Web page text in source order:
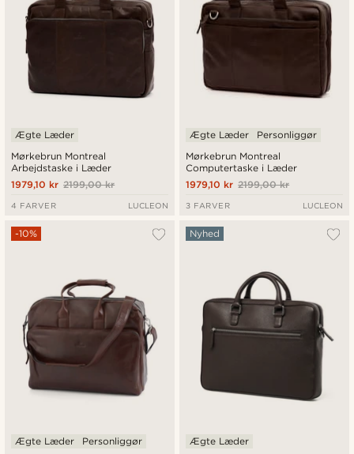
Mørkebrun Montreal
Arbejdstaske i Læder
Ægte Læder
2199,00 kr
1979,10 kr
4 FARVER LUCLEON
Mørkebrun Montreal
Computertaske i Læder
Ægte Læder Personliggør
2199,00 kr
1979,10 kr
3 FARVER LUCLEON
-10%
Ægte Læder Personliggør
Nyhed
Ægte Læder